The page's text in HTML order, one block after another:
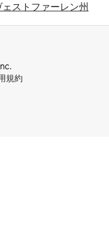
ストファーレン州
規約